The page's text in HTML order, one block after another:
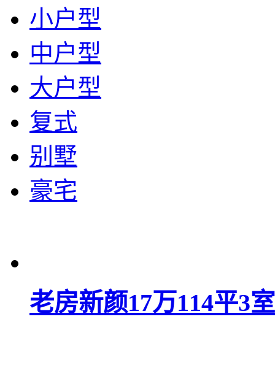
小户型
中户型
大户型
复式
别墅
豪宅
老房新颜17万114平3